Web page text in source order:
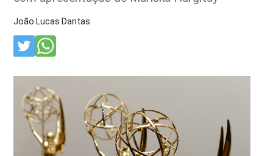
João Lucas Dantas